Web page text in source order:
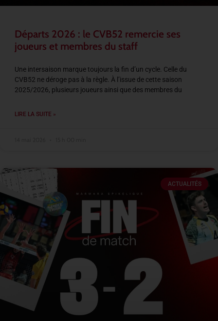
Départs 2026 : le CVB52 remercie ses
joueurs et membres du staff
Une intersaison marque toujours la fin d’un cycle. Celle du
CVB52 ne déroge pas à la règle. À l’issue de cette saison
2025/2026, plusieurs joueurs ainsi que des membres du
LIRE LA SUITE »
ACTUALITÉS